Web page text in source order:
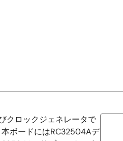
クロックジェネレータで
ボードにはRC32504Aデ